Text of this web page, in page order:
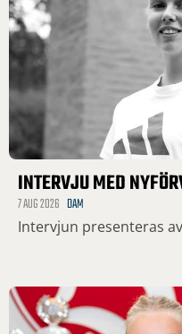
INTERVJU MED
7 AUG 2026 DAM
Intervjun presenteras